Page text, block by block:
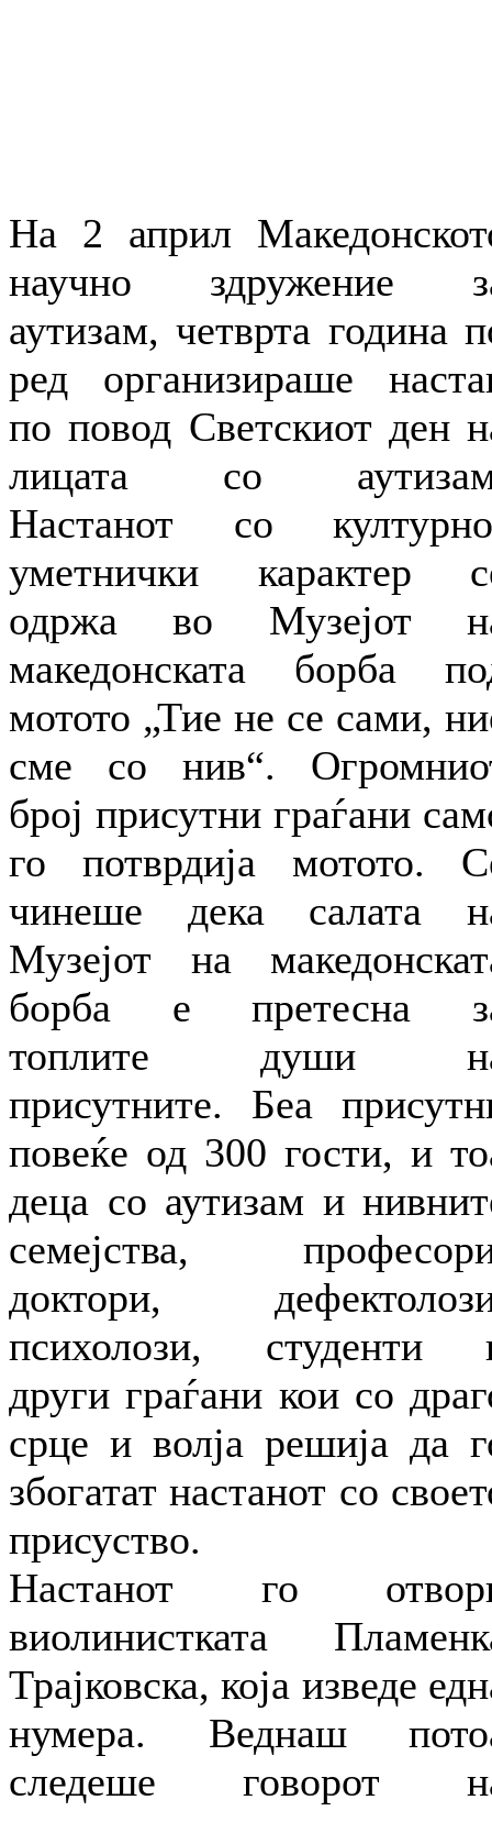
На 2 април
научно здружение
аутизам, четврта година
ред организираше
по повод Светскиот ден
лицата со
Настанот со
уметнички карактер
одржа во Музејот
македонската борба
мотото „Тие не се сами,
сме со нив“.
број присутни граѓани
го потврдија мотото.
чинеше дека салата
Музејот на
борба е претесна
топлите души
присутните. Беа
повеќе од 300 гости, и
деца со аутизам и
семејства,
доктори,
психолози, студенти
други граѓани кои со
срце и волја решија да
збогатат настанот со
присуство.
Настанот го
виолинистката
Трајковска, која изведе
нумера. Веднаш
следеше говорот